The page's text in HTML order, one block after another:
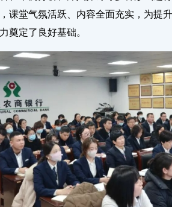
课堂气氛活跃、内容全面充实，为提
奠定了良好基础。